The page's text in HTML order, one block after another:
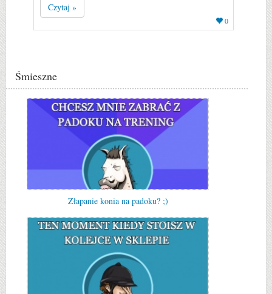
Czytaj »
0
Śmieszne
Złapanie konia na padoku? ;)